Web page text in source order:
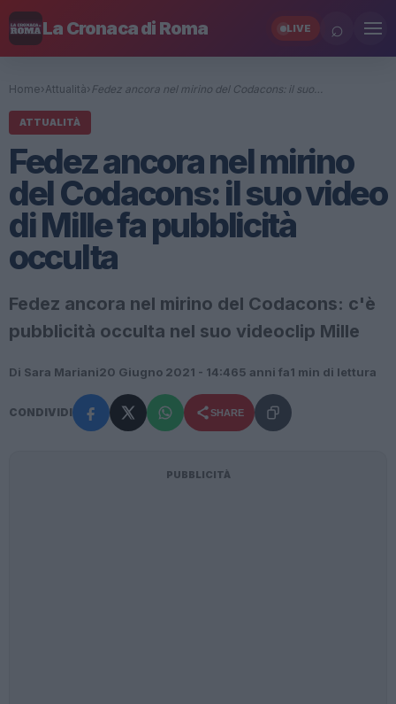
La Cronaca di Roma LIVE ⌕
Home› Attualità› Fedez ancora nel mirino del Codacons: il suo…
ATTUALITÀ
Fedez ancora nel mirino
del Codacons: il suo video
di Mille fa pubblicità
occulta
Fedez ancora nel mirino del Codacons: c'è
pubblicità occulta nel suo videoclip Mille
Di Sara Mariani20 Giugno 2021 - 14:465 anni fa1 min di lettura
CONDIVIDI SHARE
PUBBLICITÀ